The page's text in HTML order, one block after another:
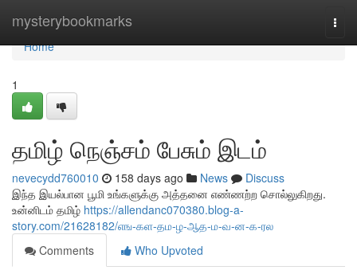
mysterybookmarks
Home
Home
1
தமிழ் நெஞ்சம் பேசும் இடம்
nevecydd760010 158 days ago News
Discuss
இந்த இயல்பான பூமி உங்களுக்கு அத்தனை எண்ணற்ற சொல்லுகிறது.
உன்னிடம் தமிழ் https://allendanc070380.blog-a-
story.com/21628182/எங-கள-தம-ழ-ஆத-ம-வ-ன-க-ரல
Comments
Who Upvoted